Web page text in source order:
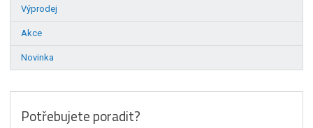
Výprodej
Akce
Novinka
Potřebujete poradit?